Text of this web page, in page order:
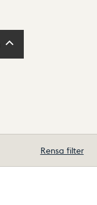
Rensa filter